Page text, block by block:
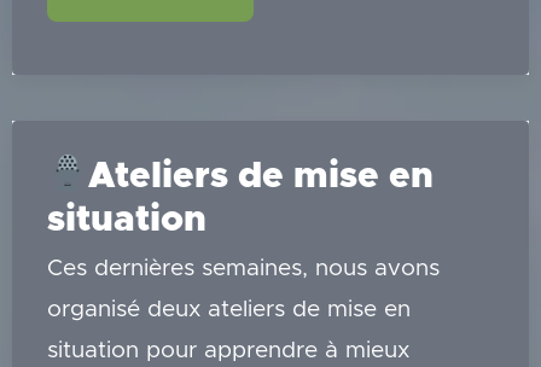
paysages
Ateliers de mise en
situation
Ces dernières semaines, nous avons
organisé deux ateliers de mise en
situation pour apprendre à mieux